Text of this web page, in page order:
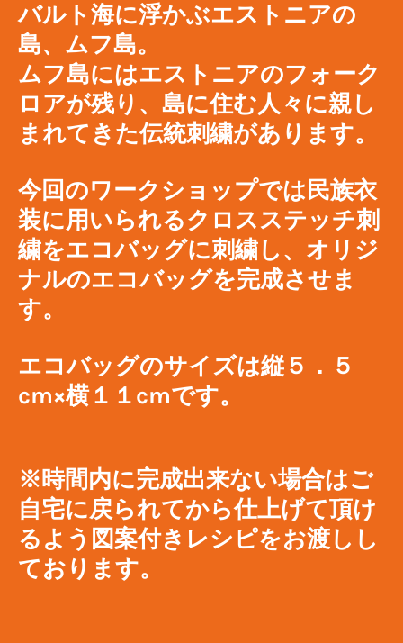
バルト海に浮かぶエストニアの
島、ムフ島。
ムフ島にはエストニアのフォーク
ロアが残り、島に住む人々に親し
まれてきた伝統刺繍があります。
​今回のワークショップでは民族衣
装に用いられるクロスステッチ刺
繍をエコバッグに刺繍し、オリジ
ナルのエコバッグを完成させま
す。
エコバッグのサイズは縦５．５
cm×横１１cmです。
※時間内に完成出来ない場合はご
自宅に戻られてから仕上げて頂け
るよう図案付きレシピをお渡しし
ております。